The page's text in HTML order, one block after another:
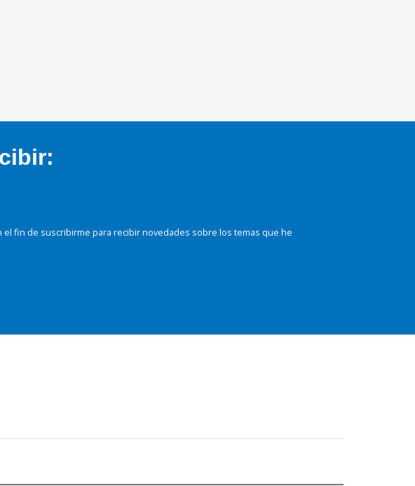
fin de suscribirme para recibir novedades sobre los temas que he